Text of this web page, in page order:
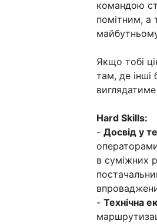
командою
помітним, а
Якщо тобі
там, де інші
Hard Skills:
- Досвід у
в суміжних
- Технічна